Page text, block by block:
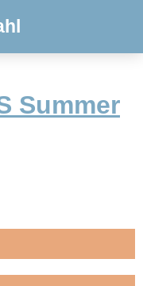
Summer